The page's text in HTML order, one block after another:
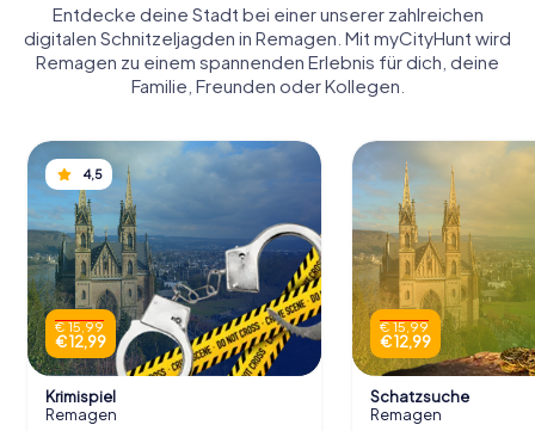
Entdecke deine Stadt bei einer unserer zahlreichen
digitalen Schnitzeljagden in Remagen. Mit myCityHunt wird
Remagen zu einem spannenden Erlebnis für dich, deine
Familie, Freunden oder Kollegen.
4,5
€ 15,99
€ 12,99
Krimispiel
Remagen
€ 15,99
€ 12,99
Schatzsuche
Remagen